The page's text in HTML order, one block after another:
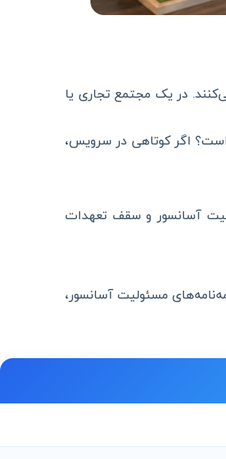
در یک مجتمع تجاری یا
اگر کوتاهی در سرویس،
آسانسور و سقف تعهدات
مسئولیت آسانسور،